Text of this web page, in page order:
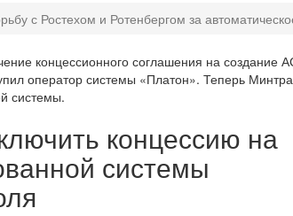
с Ростехом и Ротенбергом за
концессионного соглашения на создание
оператор системы «Платон». Теперь
системы.
концессию на
системы